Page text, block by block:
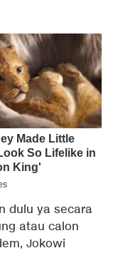
dulu ya secara
atau calon
Jokowi